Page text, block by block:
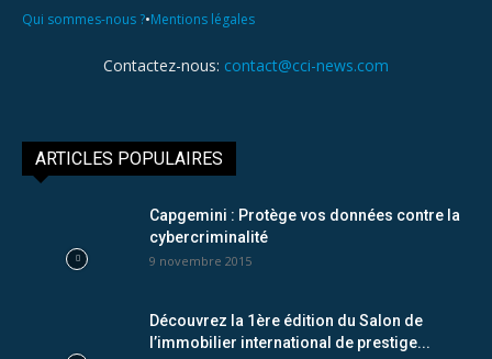
Qui sommes-nous ?•Mentions légales
Contactez-nous: contact@cci-news.com
ARTICLES POPULAIRES
Capgemini : Protège vos données contre la
cybercriminalité
9 novembre 2015
Découvrez la 1ère édition du Salon de
l’immobilier international de prestige...